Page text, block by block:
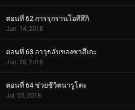
ตอนที่ 62 การรุกรานโอสึสึกิ
Jun. 14, 2018
ตอนที่ 63 อาวุธลับของซาสึเกะ
Jun. 28, 2018
ตอนที่ 64 ช่วยชีวิตนารูโตะ
Jul. 05, 2018